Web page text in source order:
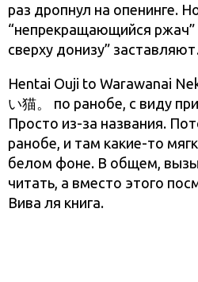
раз дропнул на опенинге.
“непрекращающийся ржач”
сверху донизу”
Hentai Ouji to Warawanai
い猫。 по ранобе, с виду
Просто из-за названия.
ранобе, и там какие-то
белом фоне. В общем,
читать, а вместо этого
Вива ля книга.